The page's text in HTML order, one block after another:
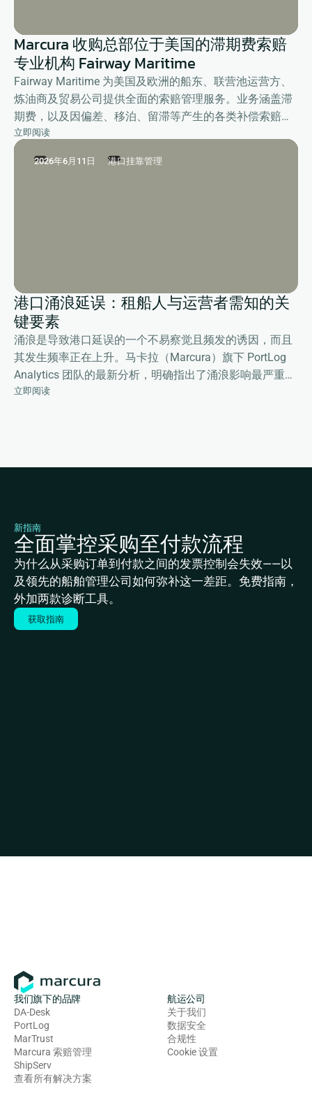
Marcura 收购总部位于美国的滞期费索赔
专业机构 Fairway Maritime
Fairway Maritime 为美国及欧洲的船东、联营池运营方、
炼油商及贸易公司提供全面的索赔管理服务。业务涵盖滞
期费，以及因偏差、移泊、留滞等产生的各类补偿索赔，
全面提升客户的整体运营效率。
立即阅读
2026年6月11日 港口挂靠管理
港口涌浪延误：租船人与运营者需知的关
键要素
涌浪是导致港口延误的一个不易察觉且频发的诱因，而且
其发生频率正在上升。马卡拉（Marcura）旗下 PortLog
Analytics 团队的最新分析，明确指出了涌浪影响最严重的
区域，并为租船人和租家及船舶运营商提供了保障受载期
立即阅读
新指南
全面掌控采购至付款流程
为什么从采购订单到付款之间的发票控制会失效——以
及领先的船舶管理公司如何弥补这一差距。免费指南，
外加两款诊断工具。
获取指南
我们旗下的品牌
DA-Desk
PortLog
MarTrust
Marcura 索赔管理
ShipServ
查看所有解决方案
航运公司
关于我们
数据安全
合规性
Cookie 设置